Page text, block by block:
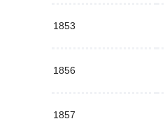
1853
1856
1857